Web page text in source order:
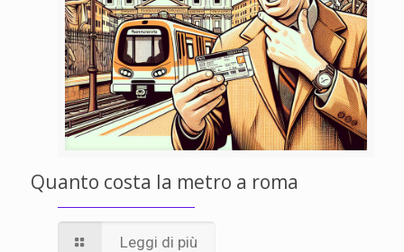
Quanto costa la metro a roma
Leggi di più